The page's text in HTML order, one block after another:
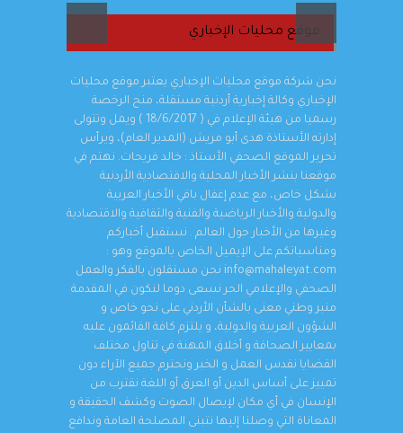
موقع محليات الإخباري
نحن شركة موقع محليات الإخباري يعتبر موقع محليات
الإخباري وكالة إخبارية أردنية مستقلة، منح الرخصة
رسميا من هيئة الإعلام في ( 18/6/2017 ) ويمل وتتولى
إدارته الأستاذة هدى أبو مريش (المدير العام)، ويرأس
تحرير الموقع الصحفي الأستاذ : خالد فريحات. نهتم في
موقعنا بنشر الأخبار المحلية والاقتصادية الأردنية
بشكل خاص، مع عدم إغفال باقي الأخبار العربية
والدولية والأخبار الرياضية والفنية والثقافية والاقتصادية
وغيرها من الأخبار حول العالم . نستقبل أخباركم
ومناسباتكم على الإيميل الخاص بالموقع وهو :
info@mahaleyat.com نحن مستقلون بالفكر والعمل
الصحفي والإعلامي الحر نسعى دوما لنكون في المقدمة
منبر وطني معنى بالشأن الأردني على نحو خاص و
الشؤون العربية والدولية، و يلتزم كافة القائمون عليه
بمعايير الصحافة و أخلاق المهنة في تناول مختلف
القضايا نقدس العمل و الخبر ونحترم جميع الآراء دون
تمييز على أساس الدين أو العرق أو اللغة نقترب من
الإنسان في أي مكان لإيصال الصوت وكشف الحقيقة و
المعاناة التي وصلنا إليها نتبنى المصلحة العامة وندافع